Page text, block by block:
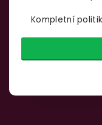
Kompletní
info@yoo.cz
735 876 206